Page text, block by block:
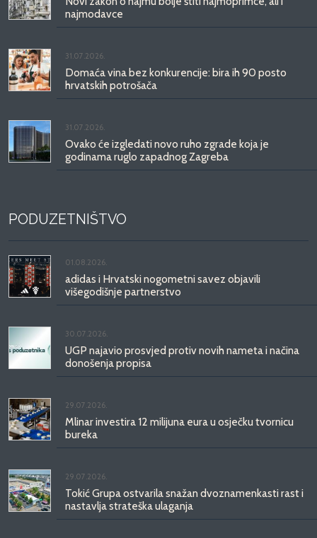
najmodavce
31.07.2026.
Domaća vina bez konkurencije: bira ih 90 posto
hrvatskih potrošača
31.07.2026.
Ovako će izgledati novo ruho zgrade koja je
godinama ruglo zapadnog Zagreba
PODUZETNIŠTVO
01.08.2026.
adidas i Hrvatski nogometni savez objavili
višegodišnje partnerstvo
30.07.2026.
UGP najavio prosvjed protiv novih nameta i načina
donošenja propisa
29.07.2026.
Mlinar investira 12 milijuna eura u osječku tvornicu
bureka
29.07.2026.
Tokić Grupa ostvarila snažan dvoznamenkasti rast i
nastavlja strateška ulaganja